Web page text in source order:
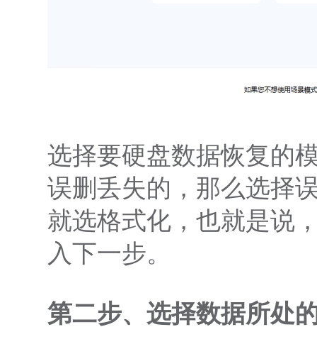
选择要硬盘数据恢复的
误删丢失的，那么选择
就选格式化，也就是说
入下一步。
第二步、选择数据所处